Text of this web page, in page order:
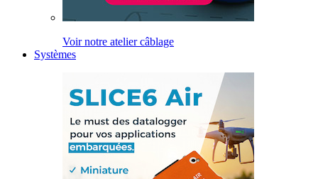
Voir notre atelier câblage
Systèmes